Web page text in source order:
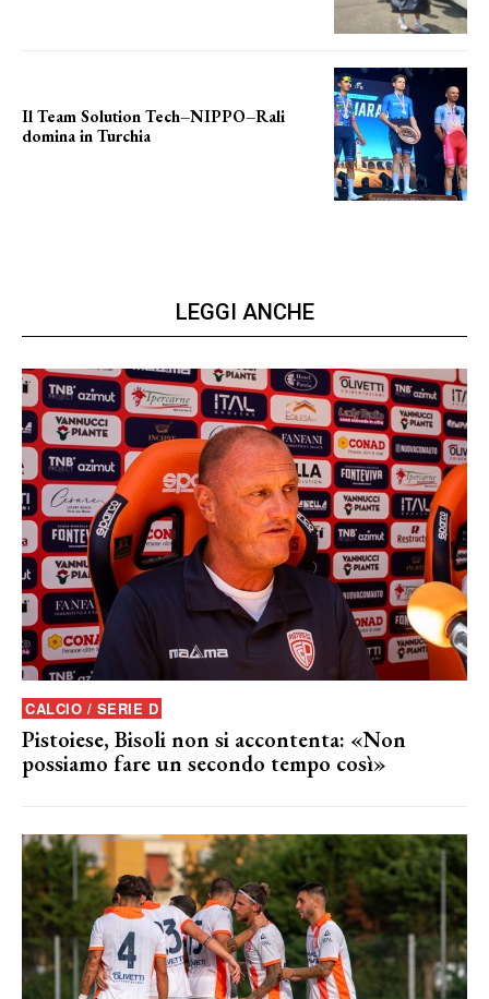
Il Team Solution Tech–NIPPO–Rali
domina in Turchia
LEGGI ANCHE
CALCIO / SERIE D
Pistoiese, Bisoli non si accontenta: «Non
possiamo fare un secondo tempo così»